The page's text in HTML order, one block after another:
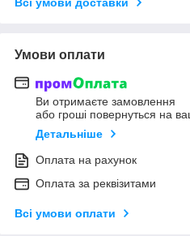
Умови оплати
Ви отримаєте замовлення
або гроші повернуться на
Детальніше
Оплата на рахунок
Оплата за реквізитами
Всі умови оплати